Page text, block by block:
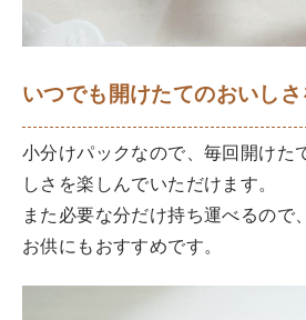
いつでも開けたてのおいしさ
小分けパックなので、毎回開けた
しさを楽しんでいただけます。
また必要な分だけ持ち運べるので
お供にもおすすめです。